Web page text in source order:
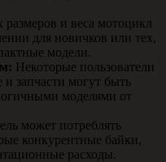
размеров и веса мотоцикл
для новичков или тех,
модели.
Некоторые пользователи
запчасти могут быть
моделями от
может потреблять
конкурентные байки,
расходы.